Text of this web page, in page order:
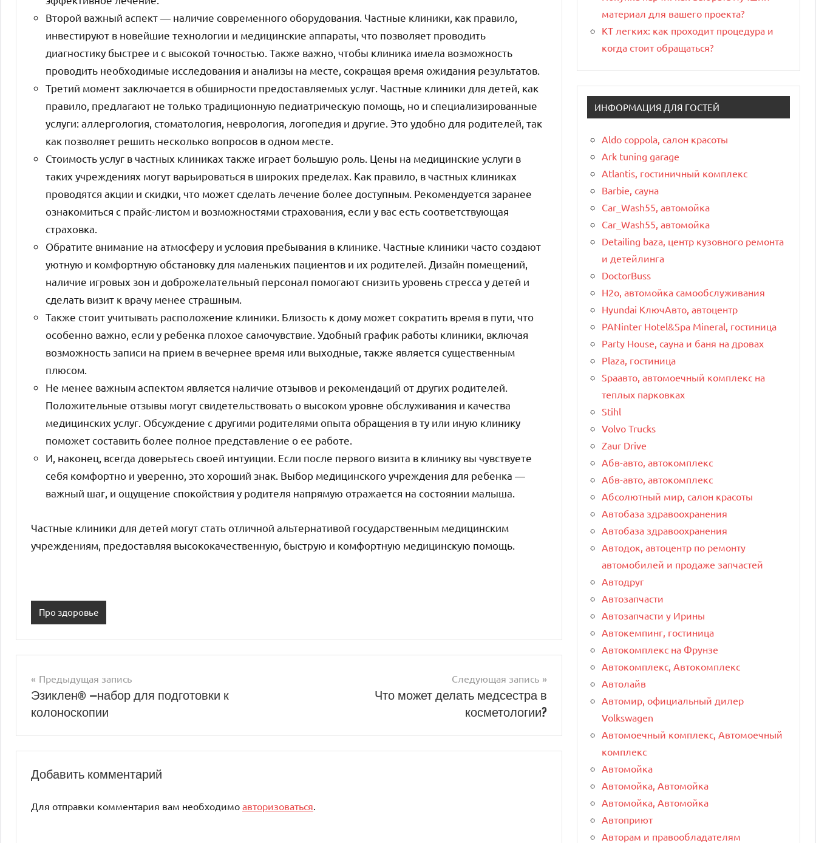
Второй важный аспект — наличие современного оборудования. Частные клиники, как правило,
инвестируют в новейшие технологии и медицинские аппараты, что позволяет проводить
диагностику быстрее и с высокой точностью. Также важно, чтобы клиника имела возможность
проводить необходимые исследования и анализы на месте, сокращая время ожидания результатов.
Третий момент заключается в обширности предоставляемых услуг. Частные клиники для детей, как
правило, предлагают не только традиционную педиатрическую помощь, но и специализированные
услуги: аллергология, стоматология, неврология, логопедия и другие. Это удобно для родителей, так
как позволяет решить несколько вопросов в одном месте.
Стоимость услуг в частных клиниках также играет большую роль. Цены на медицинские услуги в
таких учреждениях могут варьироваться в широких пределах. Как правило, в частных клиниках
проводятся акции и скидки, что может сделать лечение более доступным. Рекомендуется заранее
ознакомиться с прайс-листом и возможностями страхования, если у вас есть соответствующая
страховка.
Обратите внимание на атмосферу и условия пребывания в клинике. Частные клиники часто создают
уютную и комфортную обстановку для маленьких пациентов и их родителей. Дизайн помещений,
наличие игровых зон и доброжелательный персонал помогают снизить уровень стресса у детей и
сделать визит к врачу менее страшным.
Также стоит учитывать расположение клиники. Близость к дому может сократить время в пути, что
особенно важно, если у ребенка плохое самочувствие. Удобный график работы клиники, включая
возможность записи на прием в вечернее время или выходные, также является существенным
плюсом.
Не менее важным аспектом является наличие отзывов и рекомендаций от других родителей.
Положительные отзывы могут свидетельствовать о высоком уровне обслуживания и качества
медицинских услуг. Обсуждение с другими родителями опыта обращения в ту или иную клинику
поможет составить более полное представление о ее работе.
И, наконец, всегда доверьтесь своей интуиции. Если после первого визита в клинику вы чувствуете
себя комфортно и уверенно, это хороший знак. Выбор медицинского учреждения для ребенка —
важный шаг, и ощущение спокойствия у родителя напрямую отражается на состоянии малыша.
Частные клиники для детей могут стать отличной альтернативой государственным медицинским
учреждениям, предоставляя высококачественную, быструю и комфортную медицинскую помощь.
Про здоровье
Навигация
по
записям
Предыдущая запись
Эзиклен® —набор для подготовки к
колоноскопии
Следующая запись
Что может делать медсестра в
косметологии?
Добавить комментарий
Для отправки комментария вам необходимо авторизоваться
материал для вашего проекта?
КТ легких: как проходит процедура и
когда стоит обращаться?
ИНФОРМАЦИЯ ДЛЯ ГОСТЕЙ
Aldo coppola, салон красоты
Ark tuning garage
Atlantis, гостиничный комплекс
Barbie, сауна
Car_Wash55, автомойка
Car_Wash55, автомойка
Detailing baza, центр кузовного ремонта
и детейлинга
DoctorBuss
H2o, автомойка самообслуживания
Hyundai КлючАвто, автоцентр
PANinter Hotel&Spa Mineral, гостиница
Party House, сауна и баня на дровах
Plaza, гостиница
Spaавто, автомоечный комплекс на
теплых парковках
Stihl
Volvo Trucks
Zaur Drive
Абв-авто, автокомплекс
Абв-авто, автокомплекс
Абсолютный мир, салон красоты
Автобаза здравоохранения
Автобаза здравоохранения
Автодок, автоцентр по ремонту
автомобилей и продаже запчастей
Автодруг
Автозапчасти
Автозапчасти у Ирины
Автокемпинг, гостиница
Автокомплекс на Фрунзе
Автокомплекс, Автокомплекс
Автолайв
Автомир, официальный дилер
Volkswagen
Автомоечный комплекс, Автомоечный
комплекс
Автомойка
Автомойка, Автомойка
Автомойка, Автомойка
Автоприют
Авторам и правообладателям